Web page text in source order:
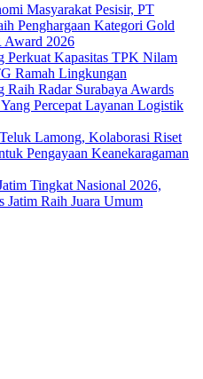
Masyarakat Pesisir, PT
Penghargaan Kategori Gold
Award 2026
Perkuat Kapasitas TPK Nilam
Ramah Lingkungan
Radar Surabaya Awards
Percepat Layanan Logistik
Lamong, Kolaborasi Riset
Pengayaan Keanekaragaman
Tingkat Nasional 2026,
Raih Juara Umum